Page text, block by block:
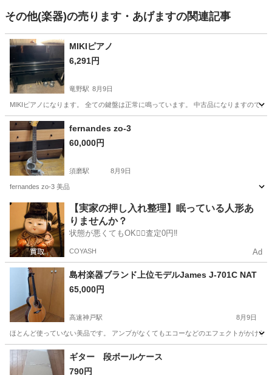
その他(楽器)の売ります・あげますの関連記事
MIKIピアノ
6,291円
竜野駅 8月9日
MIKIピアノになります。 全ての鍵盤は正常に鳴っています。 中古品になりますので
兵庫 たつの市 fernandes zo-3
60,000円
須磨駅 8月9日
fernandes zo-3 美品
兵庫 神戸市 須磨駅 弦楽器、ギター
【実家の押し入れ整理】眠っている人形あ
りませんか？
状態が悪くてもOK🙆‍♀️査定0円‼️
COYASH Ad
島村楽器ブランド上位モデルJames J-701C NAT
65,000円
高速神戸駅 8月9日
ほとんど使っていない美品です。 アンプがなくてもエコーなどのエフェクトがかけ
兵庫 神戸市 高速神戸駅 弦楽器、ギター
ギター 段ボールケース
790円